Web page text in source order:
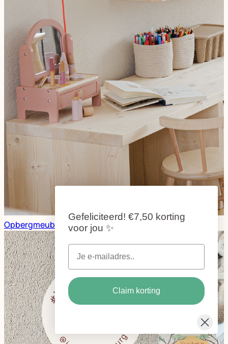
Opbergmeubel Onbehandeld - @pareltjeindezilverstad
Gefeliciteerd! €7,50 korting
voor jou ✨
Claim korting